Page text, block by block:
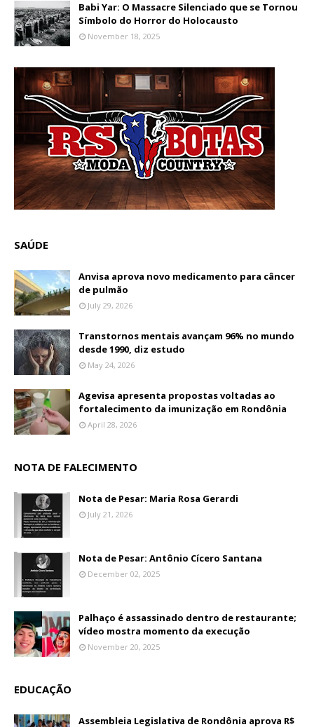
Babi Yar: O Massacre Silenciado que se Tornou
Símbolo do Horror do Holocausto
November 18, 2025
SAÚDE
Anvisa aprova novo medicamento para câncer
de pulmão
July 29, 2026
Transtornos mentais avançam 96% no mundo
desde 1990, diz estudo
May 24, 2026
Agevisa apresenta propostas voltadas ao
fortalecimento da imunização em Rondônia
April 28, 2026
NOTA DE FALECIMENTO
Nota de Pesar: Maria Rosa Gerardi
July 21, 2026
Nota de Pesar: Antônio Cícero Santana
December 02, 2025
Palhaço é assassinado dentro de restaurante;
vídeo mostra momento da execução
November 20, 2025
EDUCAÇÃO
Assembleia Legislativa de Rondônia aprova R$